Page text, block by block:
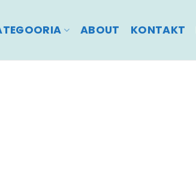
ABOUT KONTAKT